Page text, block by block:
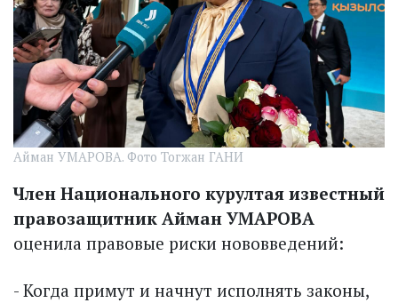
Айман УМАРОВА. Фото Тогжан ГАНИ
Член Национального курултая известный
правозащитник Айман УМАРОВА
оценила правовые риски нововведений:
- Когда примут и начнут исполнять законы,